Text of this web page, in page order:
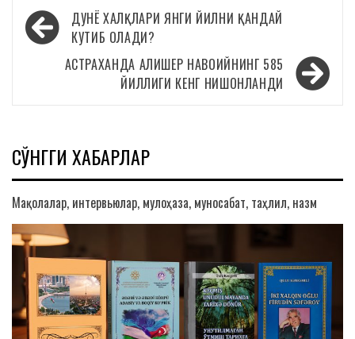
Навигация
по
записям
ДУНЁ ХАЛҚЛАРИ ЯНГИ ЙИЛНИ ҚАНДАЙ
КУТИБ ОЛАДИ?
АСТРАХАНДА АЛИШЕР НАВОИЙНИНГ 585
ЙИЛЛИГИ КЕНГ НИШОНЛАНДИ
СЎНГГИ ХАБАРЛАР
Мақолалар, интервьюлар, мулоҳаза, муносабат, таҳлил, назм